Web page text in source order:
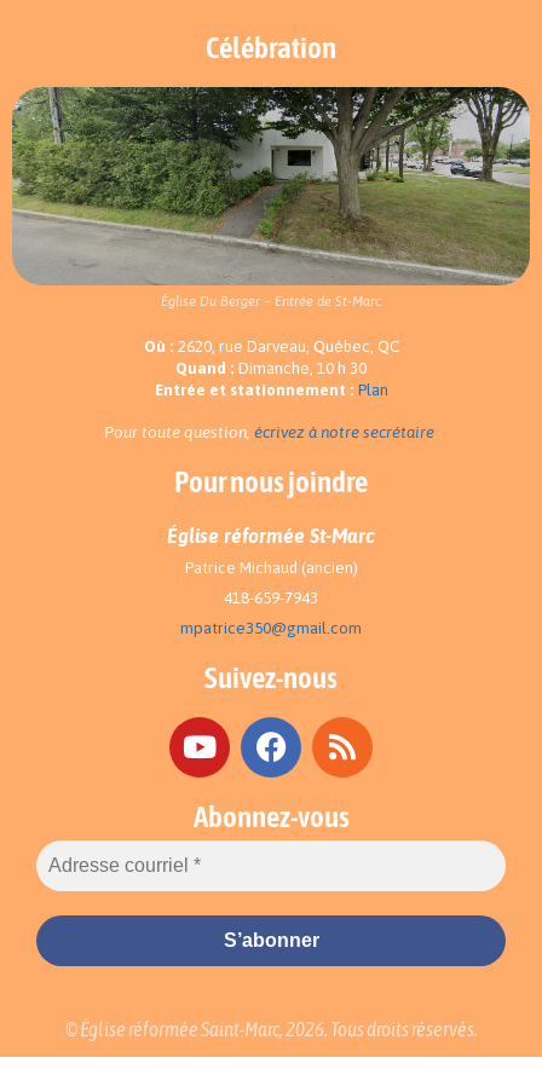
Célébration
Église Du Berger – Entrée de St-Marc
Où : 2620, rue Darveau, Québec, QC
Quand : Dimanche, 10 h 30
Entrée et stationnement : Plan
Pour toute question, écrivez à notre secrétaire.
Pour nous joindre
Église réformée St-Marc
Patrice Michaud (ancien)
418-659-7943
mpatrice350@gmail.com
Suivez-nous
Abonnez-vous
© Église réformée Saint-Marc, 2026. Tous droits réservés.